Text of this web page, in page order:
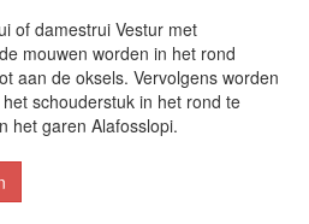
of damestrui Vestur met
mouwen worden in het rond
aan de oksels. Vervolgens worden
schouderstuk in het rond te
het garen Alafosslopi.